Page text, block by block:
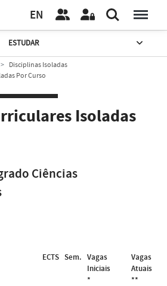
EN
ESTUDAR
Disciplinas Isoladas
Por Curso
Isoladas
Ciências
ECTS Sem. Vagas
Iniciais
*
Vagas
Atuais
**